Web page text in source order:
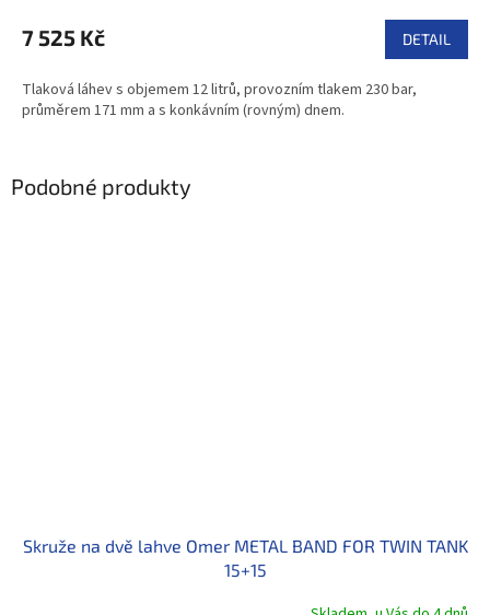
7 525 Kč DETAIL
Tlaková láhev s objemem 12 litrů, provozním tlakem 230 bar,
průměrem 171 mm a s konkávním (rovným) dnem.
Podobné produkty
Skruže na dvě lahve Omer METAL BAND FOR TWIN TANK
15+15